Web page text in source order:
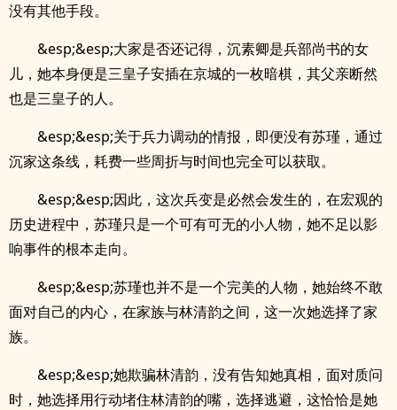
没有其他手段。
&esp;&esp;大家是否还记得，沉素卿是兵部尚书的女
儿，她本身便是三皇子安插在京城的一枚暗棋，其父亲断然
也是三皇子的人。
&esp;&esp;关于兵力调动的情报，即便没有苏瑾，通过
沉家这条线，耗费一些周折与时间也完全可以获取。
&esp;&esp;因此，这次兵变是必然会发生的，在宏观的
历史进程中，苏瑾只是一个可有可无的小人物，她不足以影
响事件的根本走向。
&esp;&esp;苏瑾也并不是一个完美的人物，她始终不敢
面对自己的内心，在家族与林清韵之间，这一次她选择了家
族。
&esp;&esp;她欺骗林清韵，没有告知她真相，面对质问
时，她选择用行动堵住林清韵的嘴，选择逃避，这恰恰是她